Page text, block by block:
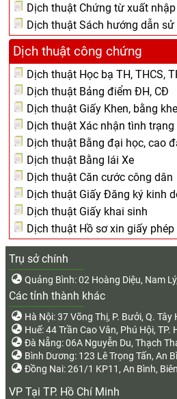
Dịch thuật Chứng từ xuất
Dịch thuật Sách hướng dẫn sử
Dịch thuật công chứng
Dịch thuật Học bạ TH, THCS,
Dịch thuật Bảng điểm ĐH, CĐ
Dịch thuật Giấy Khen, bằng
Dịch thuật Xác nhận tình trạng
Dịch thuật Bằng đại học, cao
Dịch thuật Bằng lái Xe
Dịch thuật Căn cước công dân
Dịch thuật Giấy Đăng ký kinh
Dịch thuật Giấy khai sinh
Dịch thuật Hồ sơ xin giấy
Trụ sở chính
Quảng Bình: 02 Hoàng Diệu, Nam
Các tỉnh thành khác
Hà Nội: 37 Võng Thị, P. Bưởi, Q. Tây
Huế: 44 Trần Cao Vân, Phú Hội, TP.
Đà Nẵng: 06A Nguyễn Du, Thạch
Bình Dương: 123 Lê Trọng Tấn, An
Đồng Nai: 261/1 KP11, An Bình,
VP Tại TP. Hồ Chí Minh